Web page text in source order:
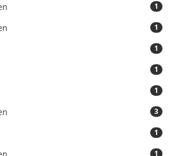
1
1
1
1
1
3
1
1